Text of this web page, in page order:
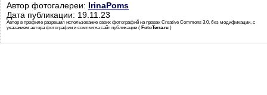
Автор фотогалереи: IrinaPoms
Дата публикации: 19.11.23
Автор в профиле разрешил использование своих фотографий на правах Creative Commons 3.0, без модификации, с
указанием автора фотографии и ссылки на сайт публикации ( FotoTerra.ru )